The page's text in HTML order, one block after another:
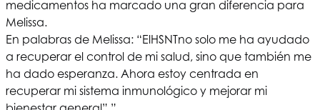
medicamentos ha marcado una gran diferencia para
Melissa.
En palabras de Melissa: “ElHSNTno solo me ha ayudado
a recuperar el control de mi salud, sino que también me
ha dado esperanza. Ahora estoy centrada en
recuperar mi sistema inmunológico y mejorar mi